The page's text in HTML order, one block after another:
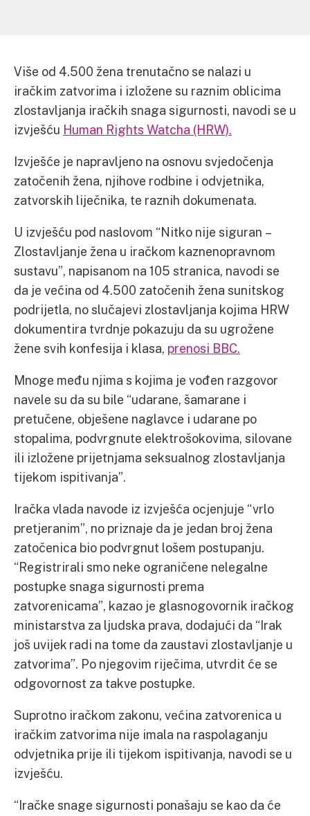
Više od 4.500 žena trenutačno se nalazi u
iračkim zatvorima i izložene su raznim oblicima
zlostavljanja iračkih snaga sigurnosti, navodi se u
izvješću Human Rights Watcha (HRW).
Izvješće je napravljeno na osnovu svjedočenja
zatočenih žena, njihove rodbine i odvjetnika,
zatvorskih liječnika, te raznih dokumenata.
U izvješću pod naslovom “Nitko nije siguran –
Zlostavljanje žena u iračkom kaznenopravnom
sustavu”, napisanom na 105 stranica, navodi se
da je većina od 4.500 zatočenih žena sunitskog
podrijetla, no slučajevi zlostavljanja kojima HRW
dokumentira tvrdnje pokazuju da su ugrožene
žene svih konfesija i klasa, prenosi BBC.
Mnoge među njima s kojima je vođen razgovor
navele su da su bile “udarane, šamarane i
pretučene, obješene naglavce i udarane po
stopalima, podvrgnute elektrošokovima, silovane
ili izložene prijetnjama seksualnog zlostavljanja
tijekom ispitivanja”.
Iračka vlada navode iz izvješća ocjenjuje “vrlo
pretjeranim”, no priznaje da je jedan broj žena
zatočenica bio podvrgnut lošem postupanju.
“Registrirali smo neke ograničene nelegalne
postupke snaga sigurnosti prema
zatvorenicama”, kazao je glasnogovornik iračkog
ministarstva za ljudska prava, dodajući da “Irak
još uvijek radi na tome da zaustavi zlostavljanje u
zatvorima”. Po njegovim riječima, utvrdit će se
odgovornost za takve postupke.
Suprotno iračkom zakonu, većina zatvorenica u
iračkim zatvorima nije imala na raspolaganju
odvjetnika prije ili tijekom ispitivanja, navodi se u
izvješću.
“Iračke snage sigurnosti ponašaju se kao da će